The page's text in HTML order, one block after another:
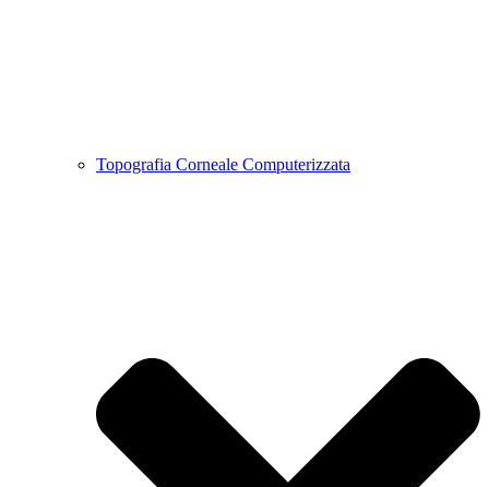
Topografia Corneale Computerizzata